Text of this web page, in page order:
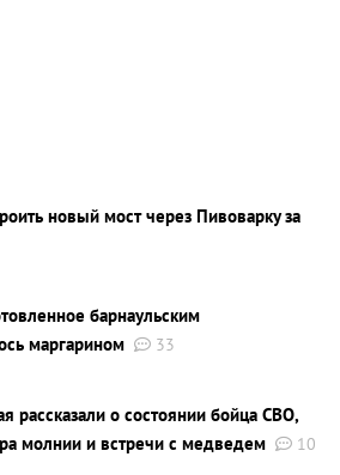
новый мост через Пивоварку за
барнаульским
маргарином
33
рассказали о состоянии бойца СВО,
молнии и встречи с медведем
10